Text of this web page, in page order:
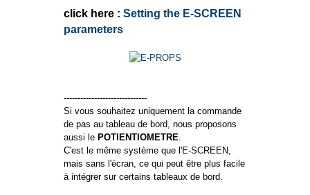
click here :Setting the E-SCREEN
parameters
------------------------------
Si vous souhaitez uniquement la commande
de pas au tableau de bord, nous proposons
aussi le POTIENTIOMETRE.
C'est le même système que l'E-SCREEN,
mais sans l'écran, ce qui peut être plus facile
à intégrer sur certains tableaux de bord.